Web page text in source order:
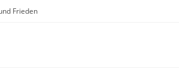
Frieden